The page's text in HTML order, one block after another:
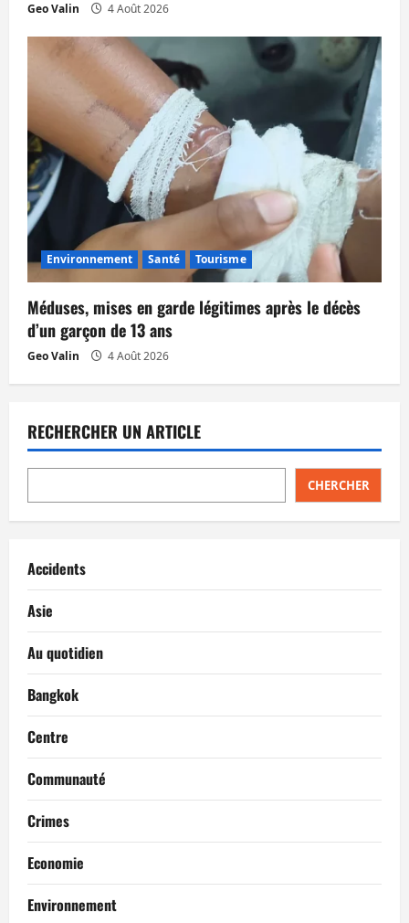
Geo Valin 4 Août 2026
Environnement Santé Tourisme
Méduses, mises en garde légitimes après le décès
d’un garçon de 13 ans
Geo Valin 4 Août 2026
RECHERCHER UN ARTICLE
CHERCHER
Accidents
Asie
Au quotidien
Bangkok
Centre
Communauté
Crimes
Economie
Environnement